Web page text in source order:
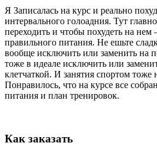
Я Записалась на курс и реально
интервального голоадния. Тут
переходить и чтобы похудеть на
правильного питания. Не ешьте
вообще исключить или заменить на
тоже в идеале исключить или
клетчаткой. И занятия спортом тоже
Понравилось, что на курсе все
питания и план тренировок.
Как заказать